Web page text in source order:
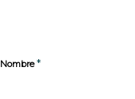
Nombre*